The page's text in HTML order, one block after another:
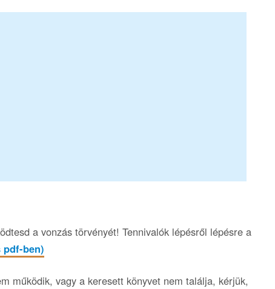
a vonzás törvényét! Tennivalók lépésről lépésre a
ben)
működik, vagy a keresett könyvet nem találja, kérjük,